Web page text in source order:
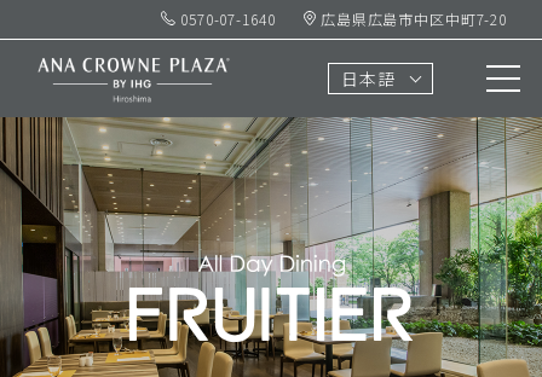
0570-07-1640 広島県広島市中区中町7-20
日本語